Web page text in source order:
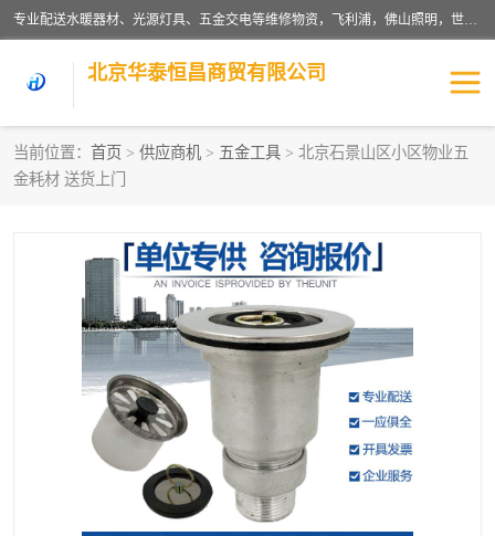
专业配送水暖器材、光源灯具、五金交电等维修物资，飞利浦，佛山照明，世达，博世，九牧，特陶等各产品涉及国内外知名品牌。公司专注与物业、学校、酒店、工厂等单位合作，提供一站式配送服务，降低客户综合成本。依托电子商务改变传统模式，以专业的团队为客户提供24H物资配送到达，货到月结、统一开票，便捷退换等服务，提高了企业的运营效率。
北京华泰恒昌商贸有限公司
当前位置： 首页 > 供应商机 > 五金工具 > 北京石景山区小区物业五
金耗材 送货上门
水暖阀门
涂料辅材